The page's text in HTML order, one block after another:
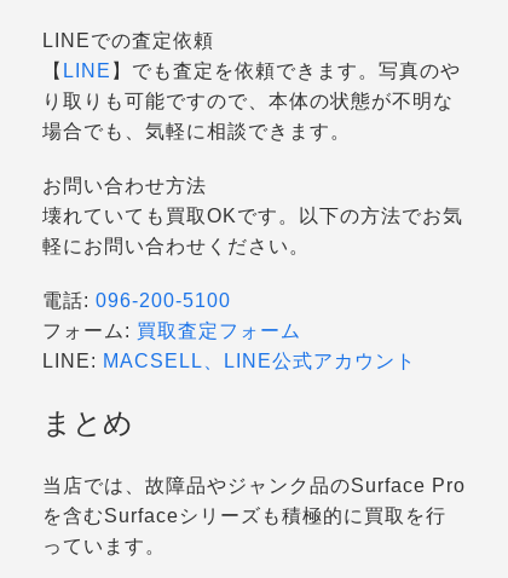
LINEでの査定依頼
【 LINE 】でも査定を依頼できます。写真のや
り取りも可能ですので、本体の状態が不明な
場合でも、気軽に相談できます。
お問い合わせ方法
壊れていても買取OKです。以下の方法でお気
軽にお問い合わせください。
電話: 096-200-5100
フォーム: 買取査定フォーム
LINE: MACSELL、LINE公式アカウント
まとめ
当店では、故障品やジャンク品のSurface Pro
を含むSurfaceシリーズも積極的に買取を行
っています。